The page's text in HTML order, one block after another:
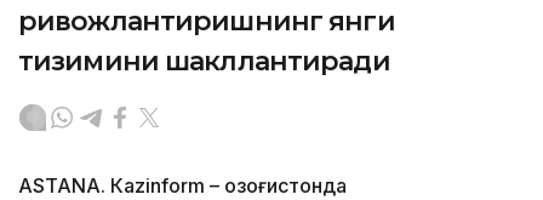
ривожлантиришнинг янги
тизимини шакллантиради
ASTANА. Кazinform – Қозоғистонда